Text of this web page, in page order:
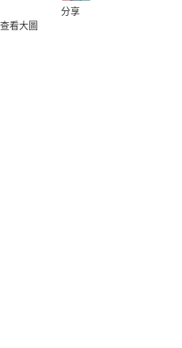
分享
查看大圖